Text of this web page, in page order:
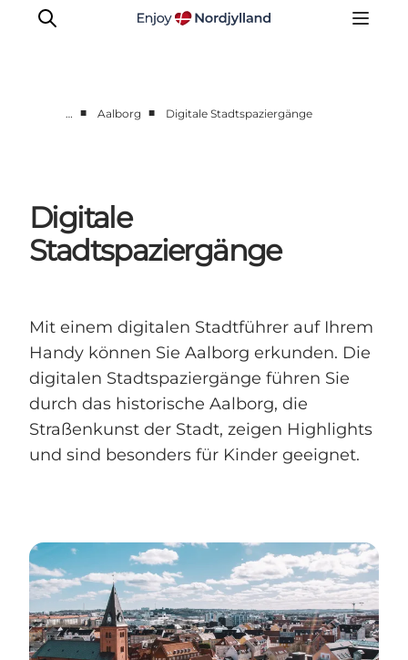
Kattegat
Aalborg
Skagen
… ■ Aalborg ■ Digitale Stadtspaziergänge
Digitale
Stadtspaziergänge
Mit einem digitalen Stadtführer auf Ihrem
Handy können Sie Aalborg erkunden. Die
digitalen Stadtspaziergänge führen Sie
durch das historische Aalborg, die
Straßenkunst der Stadt, zeigen Highlights
und sind besonders für Kinder geeignet.